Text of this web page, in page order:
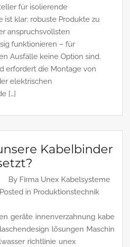
für isolierende
ist klar: robuste Produkte zu
anspruchsvollsten
funktionieren – für
Ausfälle keine Option sind.
erfordert die Montage von
elektrischen
[…]
Kabelbinder
By Firma Unex Kabelsysteme
Posted in Produktionstechnik
geräte innenverzahnung kabe
laschendesign lösungen Maschin
richtlinie unex